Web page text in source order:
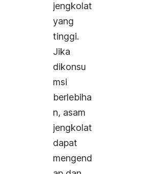
jengkolat
yang
tinggi.
Jika
dikonsu
msi
berlebiha
n, asam
jengkolat
dapat
mengend